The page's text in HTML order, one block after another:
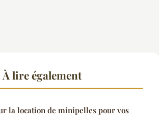
lire également
la location de minipelles pour vos